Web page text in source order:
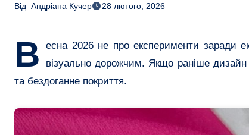
Від Андріана Кучер 28 лютого, 2026
В
есна 2026 не про експерименти заради
візуально дорожчим. Якщо раніше
та бездоганне покриття.